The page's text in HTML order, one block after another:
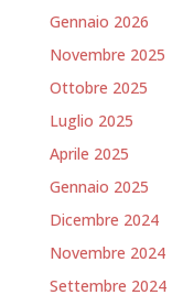
Gennaio 2026
Novembre 2025
Ottobre 2025
Luglio 2025
Aprile 2025
Gennaio 2025
Dicembre 2024
Novembre 2024
Settembre 2024